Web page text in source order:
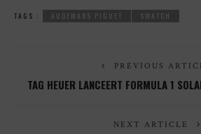
TAGS : AUDEMARS PIGUET SWATCH
PREVIOUS
TAG HEUER LANCEERT FORMULA 1
NEXT ARTICLE